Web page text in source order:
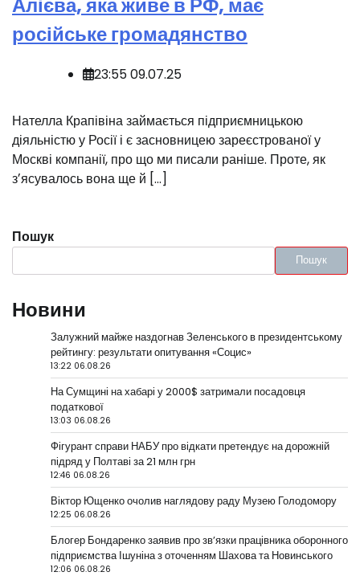
російське громадянство
23:55 09.07.25
Нателла Крапівіна займається підприємницькою
діяльністю у Росії і є засновницею зареєстрованої у
Москві компанії, про що ми писали раніше. Проте, як
зʼясувалось вона ще й […]
Пошук
Пошук
Новини
Залужний майже наздогнав Зеленського в президентському
рейтингу: результати опитування «Социс»
13:22 06.08.26
На Сумщині на хабарі у 2000$ затримали посадовця
податкової
13:03 06.08.26
Фігурант справи НАБУ про відкати претендує на дорожній
підряд у Полтаві за 21 млн грн
12:46 06.08.26
Віктор Ющенко очолив наглядову раду Музею Голодомору
12:25 06.08.26
Блогер Бондаренко заявив про зв’язки працівника оборонного
підприємства Ішуніна з оточенням Шахова та Новинського
12:06 06.08.26